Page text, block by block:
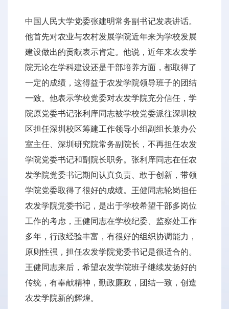
中国人民大学党委张建明常务副书记发表讲话。
他首先对农业与农村发展学院近年来为学校发展
建设做出的贡献表示肯定。他说，近年来农发学
院无论在学科建设还是干部培养方面，都取得了
一定的成绩，这得益于农发学院领导班子的团结
一致。他表示学校党委对农发学院充分信任，学
院原党委书记张利庠同志被学校党委派往深圳校
区担任深圳校区筹建工作领导小组副组长兼办公
室主任、深圳研究院常务副院长，不再担任农发
学院党委书记和副院长职务。张利庠同志在任农
发学院党委书记期间认真负责、敢于创新，带领
学院党委取得了很好的成绩。王健同志轮岗担任
农发学院党委书记，是出于学校希望干部多岗位
工作的考虑，王健同志在学校纪委、监察处工作
多年，行政经验丰富，有很好的组织协调能力，
原则性强，担任农发学院党委书记是很适合的。
王健同志来后，希望农发学院班子继续发扬好的
传统，有奉献精神，勤政廉政，团结一致，创造
农发学院新的辉煌。